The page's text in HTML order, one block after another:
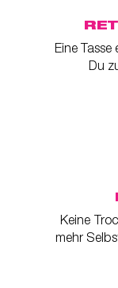
Eine
Du
Keine
mehr